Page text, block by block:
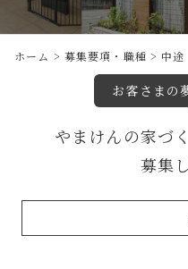
ホーム 募集要項・職種 中途
お客さまの
やまけんの家づ
募集